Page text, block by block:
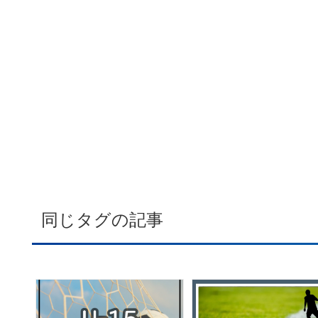
同じタグの記事